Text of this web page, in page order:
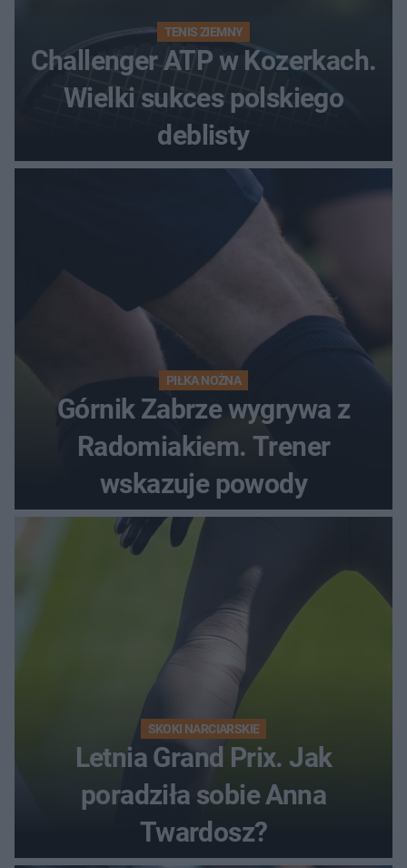
TENIS ZIEMNY
Challenger ATP w Kozerkach.
Wielki sukces polskiego
deblisty
PIŁKA NOŻNA
Górnik Zabrze wygrywa z
Radomiakiem. Trener
wskazuje powody
SKOKI NARCIARSKIE
Letnia Grand Prix. Jak
poradziła sobie Anna
Twardosz?